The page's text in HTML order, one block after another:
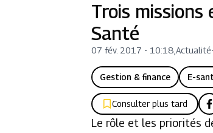
Trois
Santé
07 fév. 2017 - 10:18 ,Actualité
Gestion & finance E-
Consulter plus tard
Le rôle et les priorités